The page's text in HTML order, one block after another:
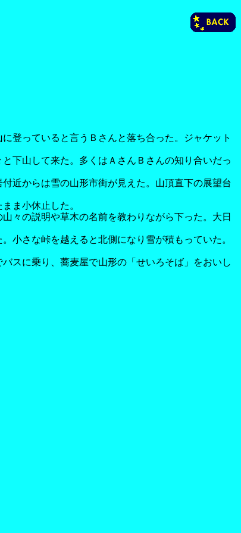
登っていると言うＢさんと落ち合った。ジャケット
下山して来た。多くはＡさんＢさんの知り合いだっ
近からは雪の山形市街が見えた。山頂直下の展望台
ま小休止した。
々の説明や草木の名前を教わりながら下った。大日
小さな峠を越えると北側になり雪が積もっていた。
スに乗り、蕎麦屋で山形の「せいろそば」をおいし